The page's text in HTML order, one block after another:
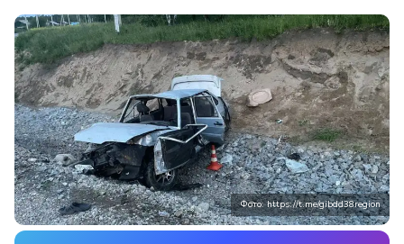
Фото: https://t.me/gibdd38region